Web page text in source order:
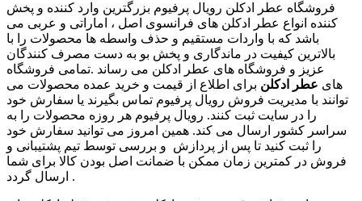
فروشگاه عطر ادکلن رویال پرفیوم بزرگترین وارد کننده و پخش
کننده انواع عطر ادکلن های فرانسوی اصل ، اماراتی و عربی می
باشد که با واردات مستقیم و حذف واسطه ها محصولات را با
بالاترین کیفیت در ماندگاری و پخش بو به دست مصرف کنندگان
عزیز و فروشگاه های عطر ادکلن می رساند .تمامی فروشگاه
های عطر ادکلن برای اطلاع از قیمت و خرید عمده محصولات می
توانند با مدیریت فروش رویال پرفیوم تماس بگیرند یا سفارش خود
را در سایت ثبت کنند. رویال پرفیوم هر روزه محصولات را به
سراسر کشور ارسال می کند. همین امروز می توانید سفارش خود
را ثبت کنید تا پس از پردازش و بررسی توسط تیم پشتیبانی و
فروش در کمترین زمان ممکن با ضمانت اصل بودن کالا برای شما
ارسال گردد .